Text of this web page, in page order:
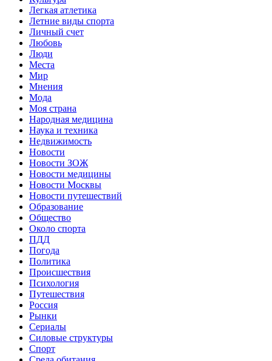
Легкая атлетика
Летние виды спорта
Личный счет
Любовь
Люди
Места
Мир
Мнения
Мода
Моя страна
Народная медицина
Наука и техника
Недвижимость
Новости
Новости ЗОЖ
Новости медицины
Новости Москвы
Новости путешествий
Образование
Общество
Около спорта
ПДД
Погода
Политика
Происшествия
Психология
Путешествия
Россия
Рынки
Сериалы
Силовые структуры
Спорт